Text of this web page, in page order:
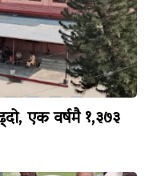
एक वर्षमै १,३७३